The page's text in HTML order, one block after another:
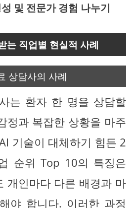
및 전문가 경험 나누기
는 직업별 현실적 사례
상담사의 사례
는 환자 한 명을 상담할
정과 복잡한 상황을 마주
기술이 대체하기 힘든 2
순위 Top 10의 특징은
개인마다 다른 배경과 마
야 합니다. 이러한 과정